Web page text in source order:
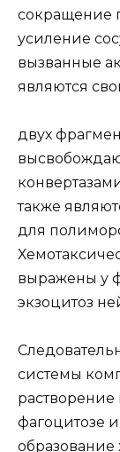
сокращение
усиление
вызванные
являются
двух
также
для
выражены у
экзоцитоз
системы
фагоцитозе
образование